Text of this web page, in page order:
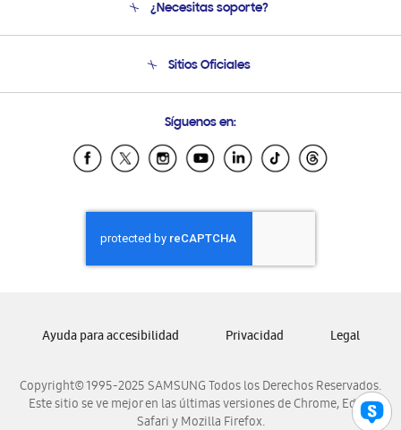
Soporte
¿Necesitas soporte?
Soporte vía eMail
Sitios Oficiales
Samsung Ecuador
Samsung El Salvador
Samsung Honduras
Samsung Nicaragua
Samsung Panamá
Samsung Venezuela
Síguenos en:
Copyright© 1995-2025 SAMSUNG Todos los Derechos Reservados.
Este sitio se ve mejor en las últimas versiones de Chrome, Edge,
Safari y Mozilla Firefox.
Ayuda para accesibilidad Privacidad Legal